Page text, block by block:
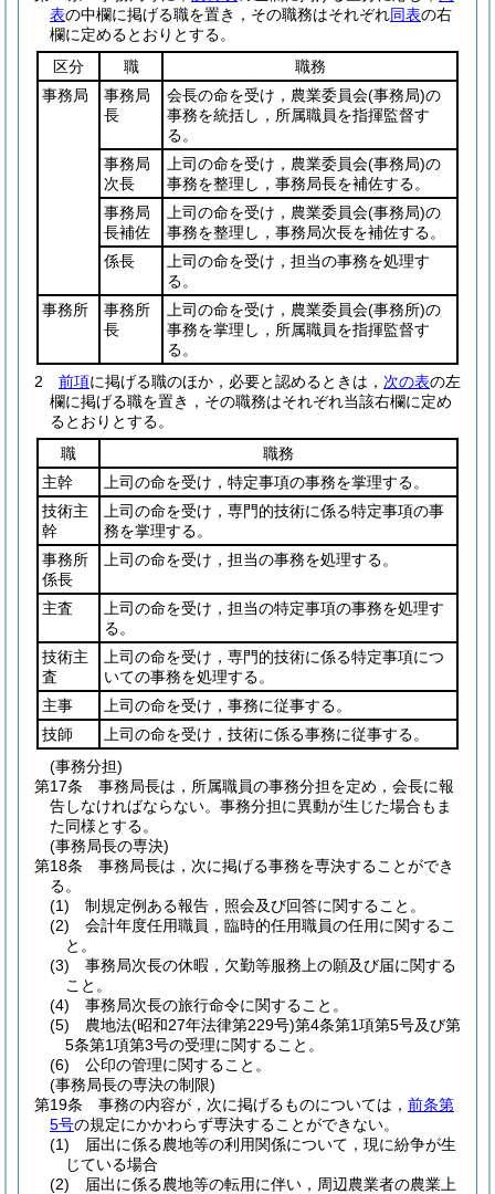
表の中欄に掲げる職を置き，その職務はそれぞれ同表の右
欄に定めるとおりとする。
区分
職
職務
事務局
事務局
長
会長の命を受け，農業委員会(事務局)の
事務を統括し，所属職員を指揮監督す
る。
事務局
次長
上司の命を受け，農業委員会(事務局)の
事務を整理し，事務局長を補佐する。
事務局
長補佐
上司の命を受け，農業委員会(事務局)の
事務を整理し，事務局次長を補佐する。
係長
上司の命を受け，担当の事務を処理す
る。
事務所
事務所
長
上司の命を受け，農業委員会(事務所)の
事務を掌理し，所属職員を指揮監督す
る。
2
前項に掲げる職のほか，必要と認めるときは， 次の表の左
欄に掲げる職を置き，その職務はそれぞれ当該右欄に定め
るとおりとする。
職
職務
主幹
上司の命を受け，特定事項の事務を掌理する。
技術主
幹
上司の命を受け，専門的技術に係る特定事項の事
務を掌理する。
事務所
係長
上司の命を受け，担当の事務を処理する。
主査
上司の命を受け，担当の特定事項の事務を処理す
る。
技術主
査
上司の命を受け，専門的技術に係る特定事項につ
いての事務を処理する。
主事
上司の命を受け，事務に従事する。
技師
上司の命を受け，技術に係る事務に従事する。
(事務分担)
第17条
事務局長は，所属職員の事務分担を定め，会長に報
告しなければならない。 事務分担に異動が生じた場合もま
た同様とする。
(事務局長の専決)
第18条
事務局長は，次に掲げる事務を専決することができ
る。
(1)
制規定例ある報告，照会及び回答に関すること。
(2)
会計年度任用職員，臨時的任用職員の任用に関するこ
と。
(3)
事務局次長の休暇，欠勤等服務上の願及び届に関する
こと。
(4)
事務局次長の旅行命令に関すること。
(5)
農地法(昭和27年法律第229号)第4条第1項第5号及び第
5条第1項第3号の受理に関すること。
(6)
公印の管理に関すること。
(事務局長の専決の制限)
第19条
事務の内容が，次に掲げるものについては， 前条第
5号の規定にかかわらず専決することができない。
(1)
届出に係る農地等の利用関係について，現に紛争が生
じている場合
(2)
届出に係る農地等の転用に伴い，周辺農業者の農業上